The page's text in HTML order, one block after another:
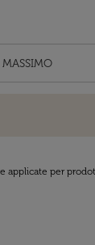
applicate per